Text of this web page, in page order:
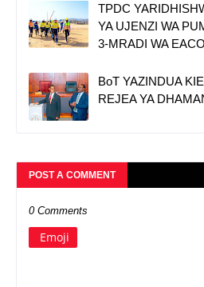
TPDC
YA UJENZI WA
3-MRADI WA
BoT YAZINDUA
REJEA YA
POST A COMMENT
0 Comments
Emoji